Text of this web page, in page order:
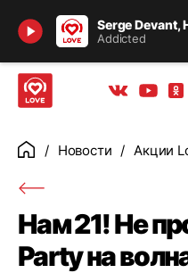
Serge Devant,
Addicted
Найти
Вконтакте
Youtube
ГлавнаяНовости Акции
Нам 21! Не
Party на